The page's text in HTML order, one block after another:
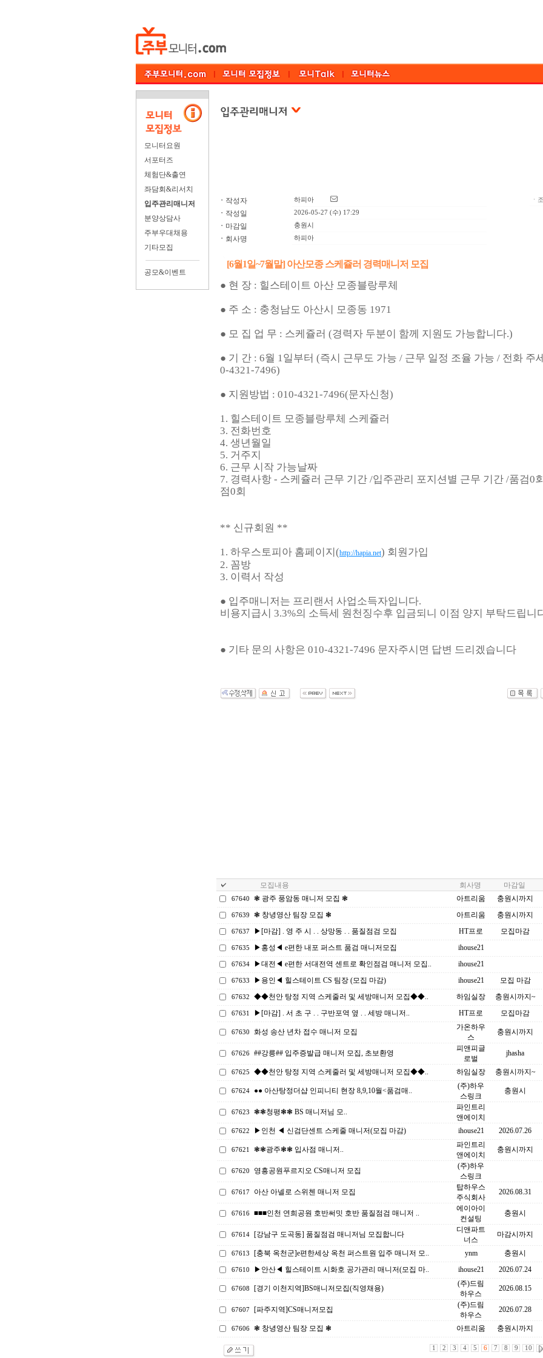
모니터요원
서포터즈
체험단&출연
좌담회&리서치
입주관리매니저
분양상담사
주부우대채용
기타모집
공모&이벤트
ㆍ 작성자 하피아
ㆍ 작성일 2026-05-27 (수) 17:29
ㆍ 마감일 충원시
ㆍ 회사명 하피아
ㆍ
[6월1일~7월말] 아산모종 스케쥴러 경력매니저 모집
● 현 장 : 힐스테이트 아산 모종블랑루체
● 주 소 : 충청남도 아산시 모종동 1971
● 모 집 업 무 : 스케쥴러 (경력자 두분이 함께 지원도 가능합니다.)
● 기 간 : 6월 1일부터 (즉시 근무도 가능 / 근무 일정 조율 가능 / 전화 주
0-4321-7496)
● 지원방법 : 010-4321-7496(문자신청)
1. 힐스테이트 모종블랑루체 스케쥴러
3. 전화번호
4. 생년월일
5. 거주지
6. 근무 시작 가능날짜
7. 경력사항 - 스케쥴러 근무 기간 /입주관리 포지션별 근무 기간 /품검0
점0회
** 신규회원 **
1. 하우스토피아 홈페이지(http://hapia.net) 회원가입
2. 꼼방
3. 이력서 작성
● 입주매니저는 프리랜서 사업소득자입니다.
비용지급시 3.3%의 소득세 원천징수후 입금되니 이점 양지 부탁드립니
● 기타 문의 사항은 010-4321-7496 문자주시면 답변 드리겠습니다
모집내용 회사명 마감일
67640 ❃ 광주 풍암동 매니저 모집 ❃ 아트리움 충원시까지
67639 ❃ 창녕영산 팀장 모집 ❃ 아트리움 충원시까지
67637 ▶[마감] . 영 주 시 . . 상망동 . . 품질점검 모집 HT프로 모집마감
67635 ▶홍성◀ e편한 내포 퍼스트 품검 매니저모집 ihouse21
67634 ▶대전◀ e편한 서대전역 센트로 확인점검 매니저 모집.. ihouse21
67633 ▶용인◀ 힐스테이트 CS 팀장 (모집 마감) ihouse21 모집 마감
67632 ◆◆천안 탕정 지역 스케줄러 및 세방매니저 모집◆◆.. 하임실장 충원시까지~
67631 ▶[마감] . 서 초 구 . . 구반포역 옆 . . 세방 매니저.. HT프로 모집마감
67630 화성 송산 년차 접수 매니저 모집
가온하우
스
충원시까지
67626 ##강릉## 입주증발급 매니저 모집, 초보환영
피앤피글
로벌
jhasha
67625 ◆◆천안 탕정 지역 스케줄러 및 세방매니저 모집◆◆.. 하임실장 충원시까지~
67624 ●● 아산탕정더샵 인피니티 현장 8,9,10월<품검매..
(주)하우
스링크
충원시
67623 ❃❃청평❃❃ BS 매니저님 모..
파인트리
앤에이치
67622 ▶인천 ◀ 신검단센트 스케줄 매니저(모집 마감) ihouse21 2026.07.26
67621 ❃❃광주❃❃ 입사점 매니저..
파인트리
앤에이치
충원시까지
67620 영흥공원푸르지오 CS매니저 모집
(주)하우
스링크
67617 아산 아넬로 스위첸 매니저 모집
탑하우스
주식회사
2026.08.31
67616 ■■■인천 연희공원 호반써밋 호반 품질점검 매니저 ..
에이아이
컨설팅
충원시
67614 [강남구 도곡동] 품질점검 매니저님 모집합니다
디앤파트
너스
마감시까지
67613 [충북 옥천군]e편한세상 옥천 퍼스트원 입주 매니저 모.. ynm 충원시
67610 ▶안산◀ 힐스테이트 시화호 공가관리 매니저(모집 마.. ihouse21 2026.07.24
67608 [경기 이천지역]BS매니저모집(직영채용)
(주)드림
하우스
2026.08.15
67607 [파주지역]CS매니저모집
(주)드림
하우스
2026.07.28
67606 ❃ 창녕영산 팀장 모집 ❃ 아트리움 충원시까지
1 2 3 4 5 6 7 8 9 10